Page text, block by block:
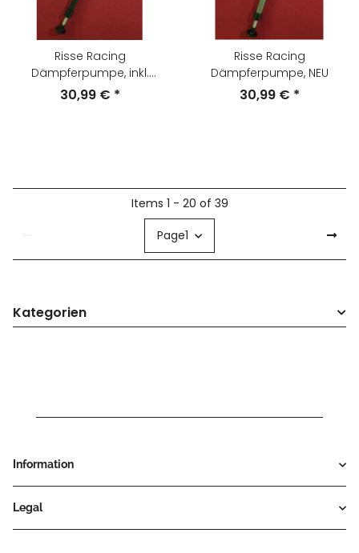
Risse Racing
Dämpferpumpe, inkl.
Nadel, schwarz, NEU
30,99 € *
Risse Racing
Dämpferpumpe, NEU
30,99 € *
Items 1 - 20 of 39
Page1
Kategorien
Information
Legal